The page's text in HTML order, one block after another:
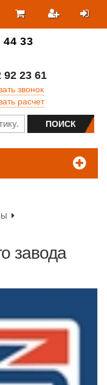
44 33
23 61
звонок
расчет
завода